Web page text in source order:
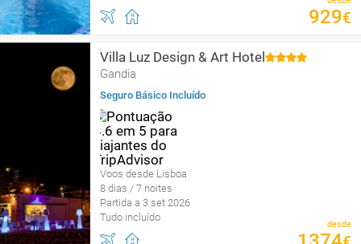
929€
Villa Luz Design & Art Hotel
Gandia
Seguro Básico Incluído
Voos desde Lisboa
8 dias / 7 noites
Partida a 3 set 2026
Tudo incluído
desde